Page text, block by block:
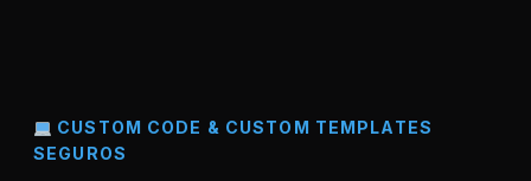
CUSTOM CODE & CUSTOM TEMPLATES
SEGUROS